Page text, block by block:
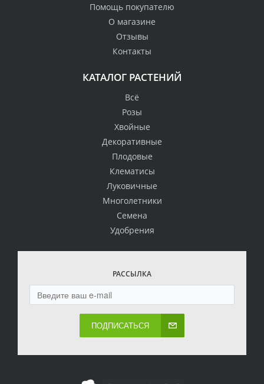
Помощь покупателю
О магазине
Отзывы
Контакты
КАТАЛОГ РАСТЕНИЙ
Всё
Розы
Хвойные
Декоративные
Плодовые
Клематисы
Луковичные
Многолетники
Семена
Удобрения
РАССЫЛКА
ПОДПИСАТЬСЯ